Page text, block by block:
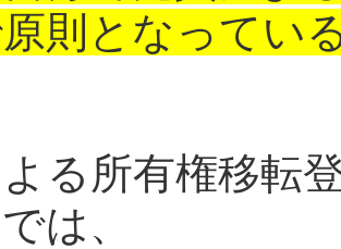
則となってい
る所有権移転
は、